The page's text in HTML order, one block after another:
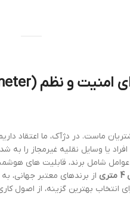
ماست. در دژآک، ما اعتقاد
یا وسایل نقلیه غیرمجاز را
شامل برند، قابلیت های
از برندهای معتبر جهانی،
انتخاب بهترین گزینه، از اصول